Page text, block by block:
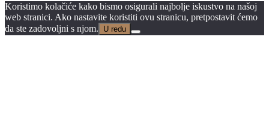
Koristimo kolačiće kako bismo osigurali najbolje iskustvo na našoj
web stranici. Ako nastavite koristiti ovu stranicu, pretpostavit ćemo
da ste zadovoljni s njom.
U redu